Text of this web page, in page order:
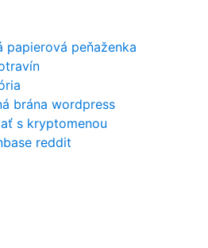
peňaženka
brána wordpress
s kryptomenou
reddit